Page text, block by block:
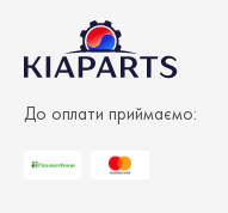
До оплати приймаємо: